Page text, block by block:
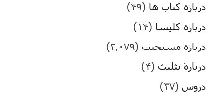
درباره کتاب ها (۴۹)
درباره کلیسا (۱۴)
درباره مسیحیت (۳,۰۷۹)
دربارۀ تثلیث (۴)
دروس (۳۷)